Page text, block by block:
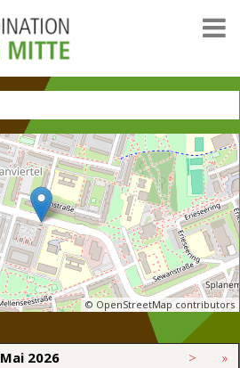
© OpenStreetMap contributors
Mai 2026 > »